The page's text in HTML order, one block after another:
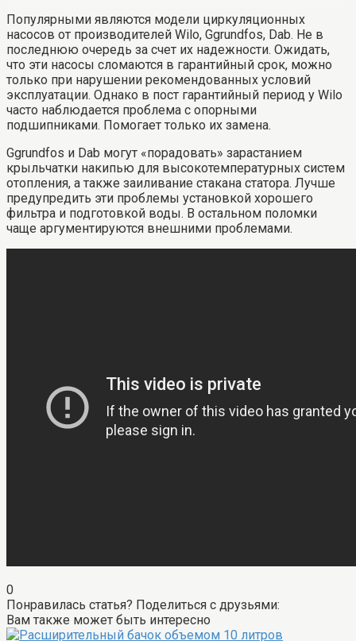
Популярными являются модели циркуляционных
насосов от производителей Wilo, Ggrundfos, Dab. Не в
последнюю очередь за счет их надежности. Ожидать,
что эти насосы сломаются в гарантийный срок, можно
только при нарушении рекомендованных условий
эксплуатации. Однако в пост гарантийный период у Wilo
часто наблюдается проблема с опорными
подшипниками. Помогает только их замена.
Ggrundfos и Dab могут «порадовать» зарастанием
крыльчатки накипью для высокотемпературных систем
отопления, а также заиливание стакана статора. Лучше
предупредить эти проблемы установкой хорошего
фильтра и подготовкой воды. В остальном поломки
чаще аргументируются внешними проблемами.
0
Понравилась статья? Поделиться с друзьями:
Вам также может быть интересно